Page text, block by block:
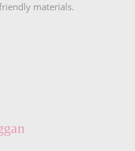
materials.